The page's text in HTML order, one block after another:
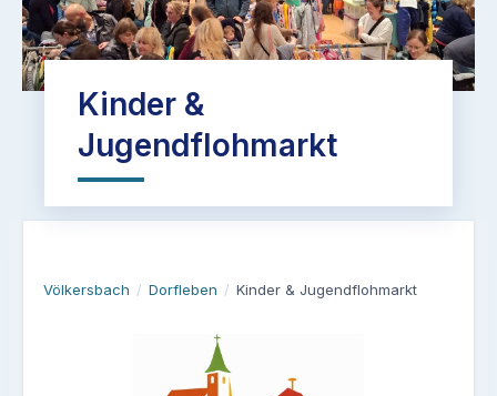
Kinder &
Jugendflohmarkt
Völkersbach / Dorfleben / Kinder & Jugendflohmarkt